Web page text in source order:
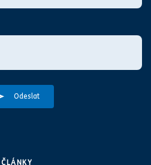
Odeslat
ČLÁNKY